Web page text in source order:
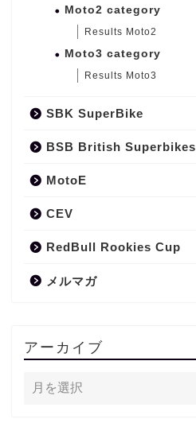
Moto2 category
Results Moto2
Moto3 category
Results Moto3
SBK SuperBike
BSB British Superbikes
MotoE
CEV
RedBull Rookies Cup
メルマガ
アーカイブ